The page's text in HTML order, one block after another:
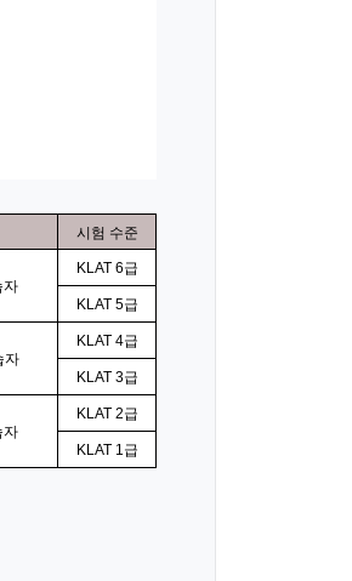
시험 수준
자
KLAT 6급
KLAT 5급
자
KLAT 4급
KLAT 3급
자
KLAT 2급
KLAT 1급